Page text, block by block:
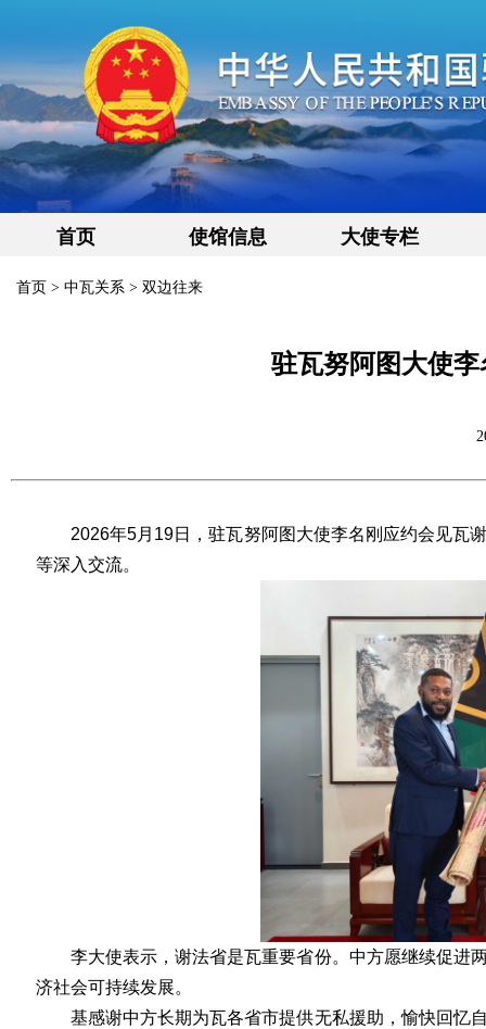
首页 使馆信息 大使专栏
首页 > 中瓦关系 > 双边往来
驻瓦努阿图大使
2026年5月 19日，驻瓦努阿图大使李名刚应约会见瓦
等深入交流。
李大使表示，谢法省是瓦重要省份。中方愿继续促进
济社会可持续发展。
基感谢中方长期为瓦各省市提供无私援助 ，愉快回忆